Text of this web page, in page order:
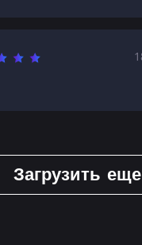
Загрузить еще